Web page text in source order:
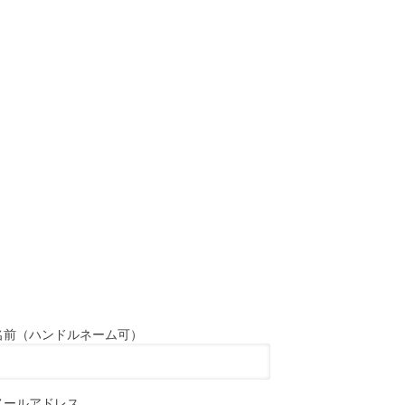
前（ハンドルネーム可）